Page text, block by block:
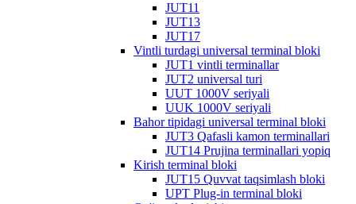
JUT11
JUT13
JUT17
Vintli turdagi universal terminal bloki
JUT1 vintli terminallar
JUT2 universal turi
UUT 1000V seriyali
UUK 1000V seriyali
Bahor tipidagi universal terminal bloki
JUT3 Qafasli kamon terminallari
JUT14 Prujina terminallari yopiq
Kirish terminal bloki
JUT15 Quvvat taqsimlash bloki
UPT Plug-in terminal bloki